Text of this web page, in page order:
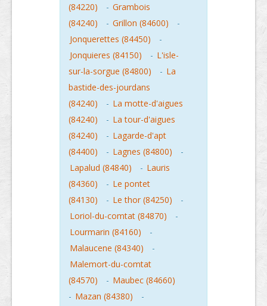
(84220)
- Grambois
(84240)
- Grillon (84600)
-
Jonquerettes (84450)
-
Jonquieres (84150)
- L'isle-
sur-la-sorgue (84800)
- La
bastide-des-jourdans
(84240)
- La motte-d'aigues
(84240)
- La tour-d'aigues
(84240)
- Lagarde-d'apt
(84400)
- Lagnes (84800)
-
Lapalud (84840)
- Lauris
(84360)
- Le pontet
(84130)
- Le thor (84250)
-
Loriol-du-comtat (84870)
-
Lourmarin (84160)
-
Malaucene (84340)
-
Malemort-du-comtat
(84570)
- Maubec (84660)
- Mazan (84380)
-